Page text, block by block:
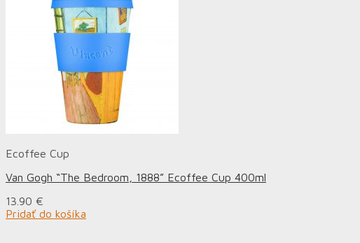
Ecoffee Cup
Van Gogh “The Bedroom, 1888” Ecoffee Cup 400ml
13.90 €
Pridať do košíka